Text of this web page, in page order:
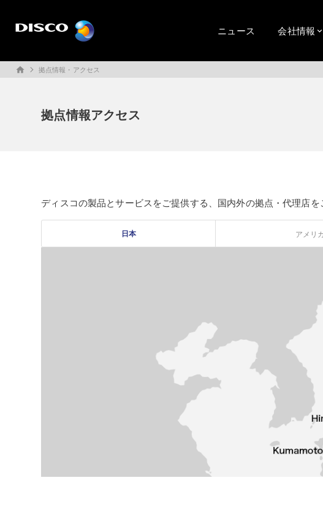
ニュース 会社情報
home 拠点情報・アクセス
拠点情報アクセス
ディスコの製品とサービスをご提供する、国内外の拠点・代理店を
日本 アメリカ